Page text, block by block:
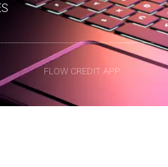
FLOW CREDIT APP